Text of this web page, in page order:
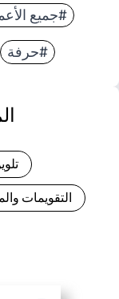
#جميع
#حرفة
التقويمات